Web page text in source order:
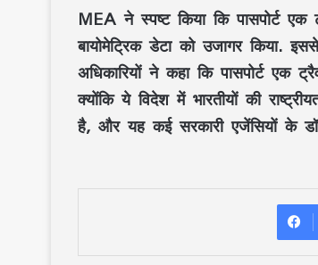
MEA ने स्पष्ट किया कि पासपोर्ट
बायोमेट्रिक डेटा को उजागर किया.
अधिकारियों ने कहा कि पासपोर्ट एक
क्योंकि ये विदेश में भारतीयों की
है, और यह कई सरकारी एजेंसियों के